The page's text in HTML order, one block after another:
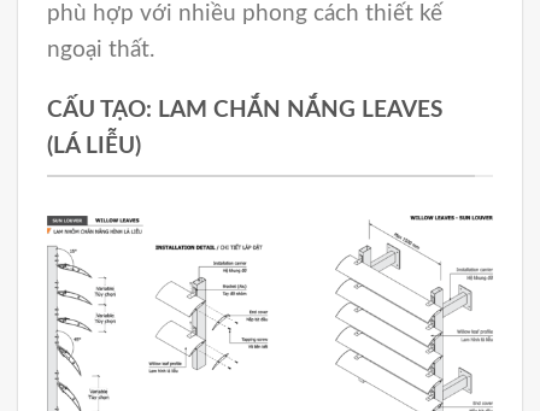
phù hợp với nhiều phong cách thiết kế
ngoại thất.
CẤU TẠO: LAM CHẮN NẮNG LEAVES
(LÁ LIỄU)